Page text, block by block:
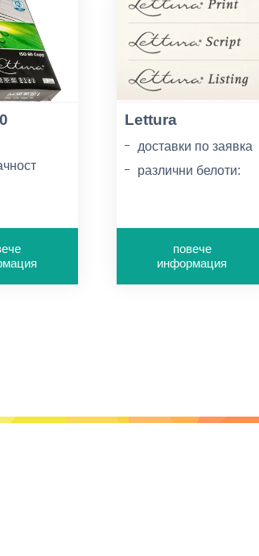
Lettura
доставки по заявка
различни белоти:
повече
информация